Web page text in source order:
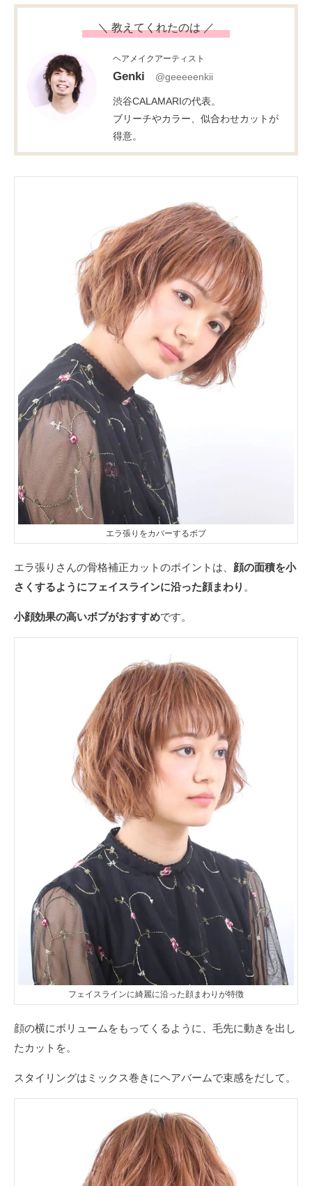
＼ 教えてくれたのは ／
ヘアメイクアーティスト
Genki @geeeeenkii
渋谷CALAMARIの代表。
ブリーチやカラー、似合わせカットが
得意。
エラ張りをカバーするボブ
エラ張りさんの骨格補正カットのポイントは、 顔の面積を小
さくするようにフェイスラインに沿った顔まわり 。
小顔効果の高いボブがおすすめです。
フェイスラインに綺麗に沿った顔まわりが特徴
顔の横にボリュームをもってくるように、毛先に動きを出し
たカットを。
スタイリングはミックス巻きにヘアバームで束感をだして。